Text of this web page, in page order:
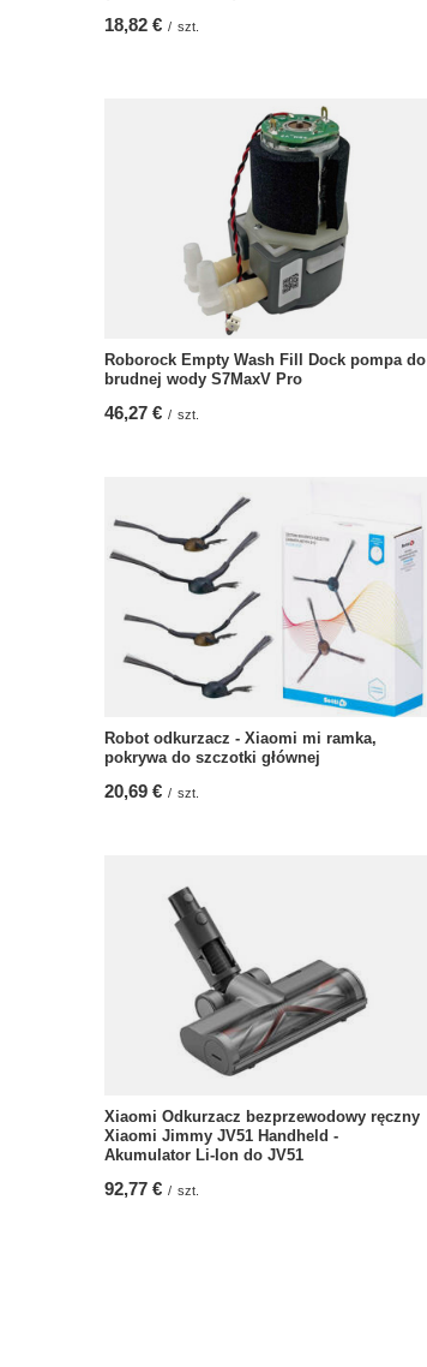
18,82 € / szt.
Roborock Empty Wash Fill Dock pompa do
brudnej wody S7MaxV Pro
46,27 € / szt.
Robot odkurzacz - Xiaomi mi ramka,
pokrywa do szczotki głównej
20,69 € / szt.
Xiaomi Odkurzacz bezprzewodowy ręczny
Xiaomi Jimmy JV51 Handheld -
Akumulator Li-Ion do JV51
92,77 € / szt.